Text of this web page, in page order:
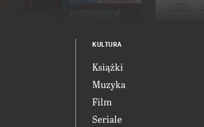
KULTURA
Książki
Muzyka
Film
Seriale